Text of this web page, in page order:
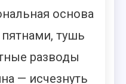
основа
тушь
разводы
— исчезнуть